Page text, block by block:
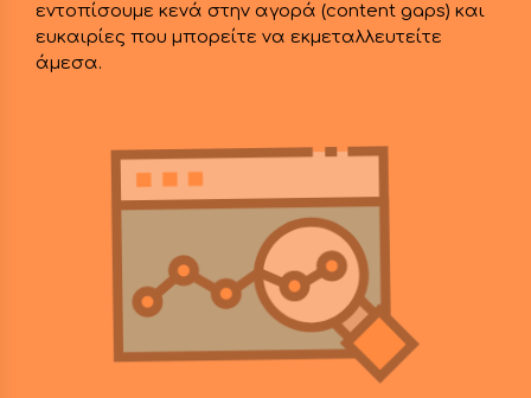
εντοπίσουμε κενά στην αγορά (content gaps) και
ευκαιρίες που μπορείτε να εκμεταλλευτείτε
άμεσα.